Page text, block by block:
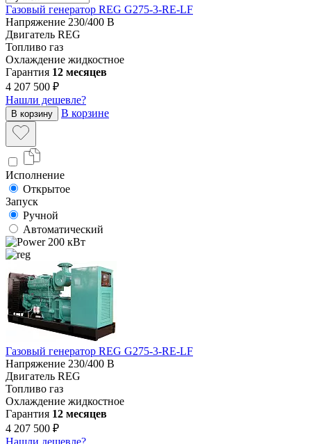
Газовый генератор REG G275-3-RE-LF
Напряжение 230/400 В
Двигатель REG
Топливо газ
Охлаждение жидкостное
Гарантия 12 месяцев
4 207 500 ₽
Нашли дешевле?
В корзину В корзине
Исполнение
Открытое
Запуск
Ручной
Автоматический
200 кВт
Газовый генератор REG G275-3-RE-LF
Напряжение 230/400 В
Двигатель REG
Топливо газ
Охлаждение жидкостное
Гарантия 12 месяцев
4 207 500 ₽
Нашли дешевле?